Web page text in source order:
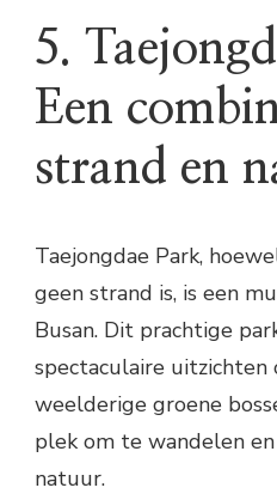
5.
Een
strand en
Taejongdae Park,
geen strand is, is een
Busan. Dit prachtige
spectaculaire uitzichten
weelderige groene
plek om te wandelen
natuur.